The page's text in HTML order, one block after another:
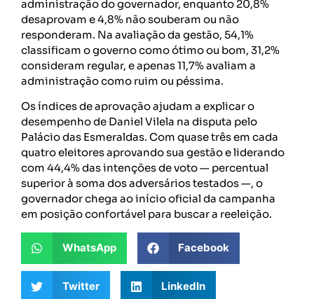
administração do governador, enquanto 20,8%
desaprovam e 4,8% não souberam ou não
responderam. Na avaliação da gestão, 54,1%
classificam o governo como ótimo ou bom, 31,2%
consideram regular, e apenas 11,7% avaliam a
administração como ruim ou péssima.
Os índices de aprovação ajudam a explicar o
desempenho de Daniel Vilela na disputa pelo
Palácio das Esmeraldas. Com quase três em cada
quatro eleitores aprovando sua gestão e liderando
com 44,4% das intenções de voto — percentual
superior à soma dos adversários testados —, o
governador chega ao início oficial da campanha
em posição confortável para buscar a reeleição.
WhatsApp Facebook
Twitter LinkedIn